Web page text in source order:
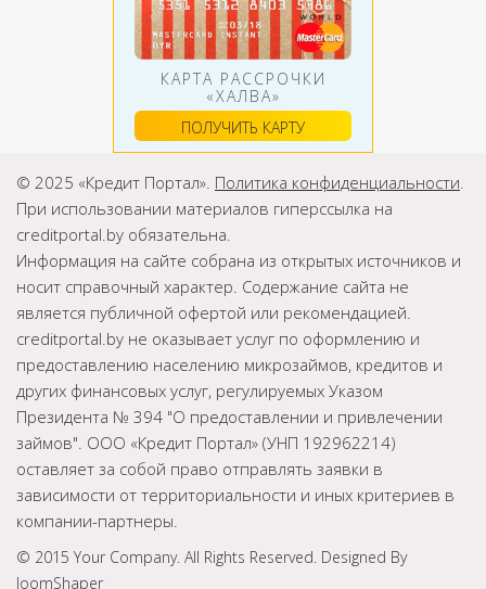
КАРТА РАССРОЧКИ
«ХАЛВА»
ПОЛУЧИТЬ КАРТУ
© 2025 «Кредит Портал». Политика конфиденциальности.
При использовании материалов гиперссылка на
creditportal.by обязательна.
Информация на сайте собрана из открытых источников и
носит справочный характер. Содержание сайта не
является публичной офертой или рекомендацией.
creditportal.by не оказывает услуг по оформлению и
предоставлению населению микрозаймов, кредитов и
других финансовых услуг, регулируемых Указом
Президента № 394 "О предоставлении и привлечении
займов". ООО «Кредит Портал» (УНП 192962214)
оставляет за собой право отправлять заявки в
зависимости от территориальности и иных критериев в
компании-партнеры.
© 2015 Your Company. All Rights Reserved. Designed By
JoomShaper